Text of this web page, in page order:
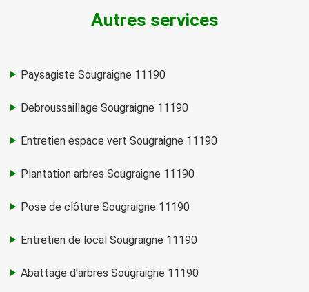
Autres services
Paysagiste Sougraigne 11190
Debroussaillage Sougraigne 11190
Entretien espace vert Sougraigne 11190
Plantation arbres Sougraigne 11190
Pose de clôture Sougraigne 11190
Entretien de local Sougraigne 11190
Abattage d'arbres Sougraigne 11190